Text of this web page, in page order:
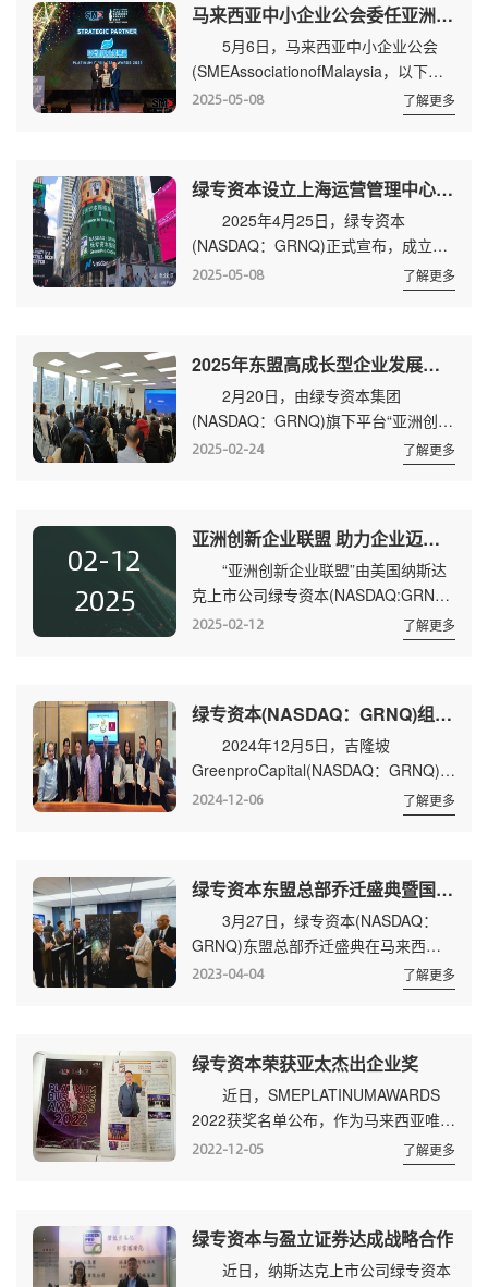
办公室负责人、当地政界/商界协会代
表、亚洲各投资机构、中国-东盟地区
优秀企业家等近百人齐聚一堂，一同回
顾绿专资本奋进征程，擘画未来战略蓝
马来西亚中小企业公会委任亚洲创新企业联盟(AIEA)为环球策略性伙伴 携手共拓数字经济新机遇
5月6日，马来西亚中小企业公会
(SMEAssociationofMalaysia，以下简
称：SME Malaysia)举办的“2025年中
字部长YB哥宾星(GobindSingh Deo)主
持，马来西亚中小企业公会全国总会长
拿督斯里陈棋雄先生及筹委会主席邱子
姚华锋出席活动并颁奖。 ...
2025-05-08 了解更多
绿专资本设立上海运营管理中心 全面布局华东市场
2025年4月25日，绿专资本
(NASDAQ：GRNQ)正式宣布，成立中
国华东地区运营管理中心，该办公室地
址位于中国上海浦东新区世纪大道210
赣共五省一市的深度覆盖，将倾力为区
域内及周边地区的客户提供更加便捷、
专业的境外上市辅导服务。 绿专资
本大中华区相关负责人表示，集团十分
看好中国内地企业发展前景，在上海成
2025-05-08 了解更多
2025年东盟高成长型企业发展与合作论坛在吉隆坡顺利举行
2月20日，由绿专资本集团
(NASDAQ：GRNQ)旗下平台“亚洲创新
企业联盟”主办的《东盟高成长型企业
发展与合作》论坛在马来西亚吉隆坡举
国际知名投资机构、商会与政界代表约
50余人，共同探讨了亚洲新资本格局与
东盟国家的合作。 绿专资本集团董
事长兼首席财务官CFO陆志春(Gilbert
Loke)在致辞中表示，自2023年绿专...
2025-02-24 了解更多
02-12
2025
亚洲创新企业联盟 助力企业迈向国际资本市场
“亚洲创新企业联盟”由美国纳斯达
克上市公司绿专资本(NASDAQ:GRNQ)
发起，致力于推动亚洲企业创新与国际
合作平台，专注于绿色经济、数字经
联盟”旗下拥有两大王牌活动：《华人
富智慧》、《东盟独角兽擂台赛》。
《华人富智慧》自2017年首届举办以
来，已成功举办了4届，汇聚了来自全
球15个国家和地区逾3000位企业创始
2025-02-12 了解更多
绿专资本(NASDAQ：GRNQ)组建财团助力泰国王室商业项目发展
2024年12月5日，吉隆坡
GreenproCapital(NASDAQ：GRNQ)宣
布，由泰王室赞助的皇家俱乐部
发展。 这是一个价值60亿美元(约
2000亿泰铢)的大型商业综合体，包括
赛马场、六星级酒店、高尔夫球场、餐
厅、剧院、体育综合体、音乐厅、文化
2024-12-06 了解更多
绿专资本东盟总部乔迁盛典暨国际投资周在吉隆坡成功举行
3月27日，绿专资本(NASDAQ：
GRNQ)东盟总部乔迁盛典在马来西亚
吉隆坡隆重举行，来自世界多个国家和
地区的优秀企业家、投资人、商会代
绿专资本还举办了为期五天的《国际资
本对接与创业投资周》活动。 绿专
资本董事长兼CFOGilbertLoke(陆志春)
与CEOCKLEE(李中群)出席了乔迁盛
2023-04-04 了解更多
绿专资本荣获亚太杰出企业奖
近日，SMEPLATINUMAWARDS
2022获奖名单公布，作为马来西亚唯一
一家在纳斯达克上市的金融服务企业，
绿专资本(NASDAQ：GRNQ)荣获“亚太
表示，伴随科技进一步发展，特别是数
字经济时代的到来，绿专资本集团将迈
2022-12-05 了解更多
绿专资本与盈立证券达成战略合作
近日，纳斯达克上市公司绿专资本